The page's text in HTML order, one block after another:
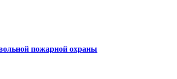
пожарной охраны